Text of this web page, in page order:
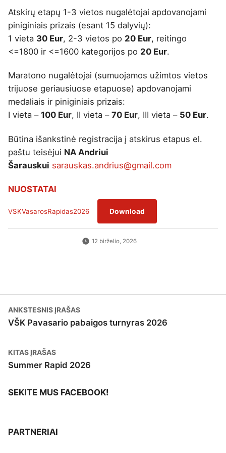
11-24 19:00 Weekly Blitz (LR Kariuomenės diena)
11-30 19:00 Šachmatų pirmadieniai
12-07 19:00 Šachmatų pirmadieniai
19:00 Weekly Blitz
12-15 19:00 Weekly Blitz
Šachmatų pirmadieniai
12-22
12-28 19:00 Weekly Blitz
11-15 10:00 Vilniaus finalas: 6 ratas
Variantas penktadieniui: Fišerio šachmatai
11-22 10:00 Vilniaus finalas: 7 ratas
11-26 19:00 VŠK Rudens Rapid maratonas: 4 etapas
12-05 17:15 VILNIUS BLITZ
VILNIUS RAPID (6-11 ratai)
12-10 19:00
12-13 10:00 Vilniaus finalas : 8 ratas
Vilniaus finalas : 9 ratas
Atskirų etapų 1-3 vietos nugalėtojai apdovanojami
piniginiais prizais (esant 15 dalyvių):
1 vieta 30 Eur, 2-3 vietos po 20 Eur, reitingo
<=1800 ir <=1600 kategorijos po 20 Eur.
Maratono nugalėtojai (sumuojamos užimtos vietos
trijuose geriausiuose etapuose) apdovanojami
medaliais ir piniginiais prizais:
I vieta – 100 Eur, II vieta – 70 Eur, III vieta – 50 Eur.
Būtina išankstinė registracija į atskirus etapus el.
paštu teisėjui NA Andriui
Šarauskui sarauskas.andrius@gmail.com
NUOSTATAI
VSKVasarosRapidas2026 Download
12 birželio, 2026
Navigacija
tarp
įrašų
ANKSTESNIS ĮRAŠASPrevious
post:
VŠK Pavasario pabaigos turnyras 2026
KITAS ĮRAŠASNext
post:
Summer Rapid 2026
SEKITE MUS FACEBOOK!
PARTNERIAI